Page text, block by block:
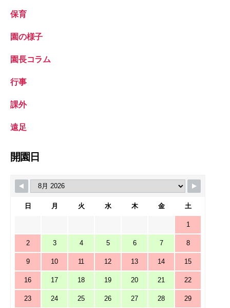
保育
園の様子
園長コラム
行事
課外
遠足
開園日
日 月 火 水 木 金 土
1
2 3 4 5 6 7 8
9 10 11 12 13 14 15
16 17 18 19 20 21 22
23 24 25 26 27 28 29